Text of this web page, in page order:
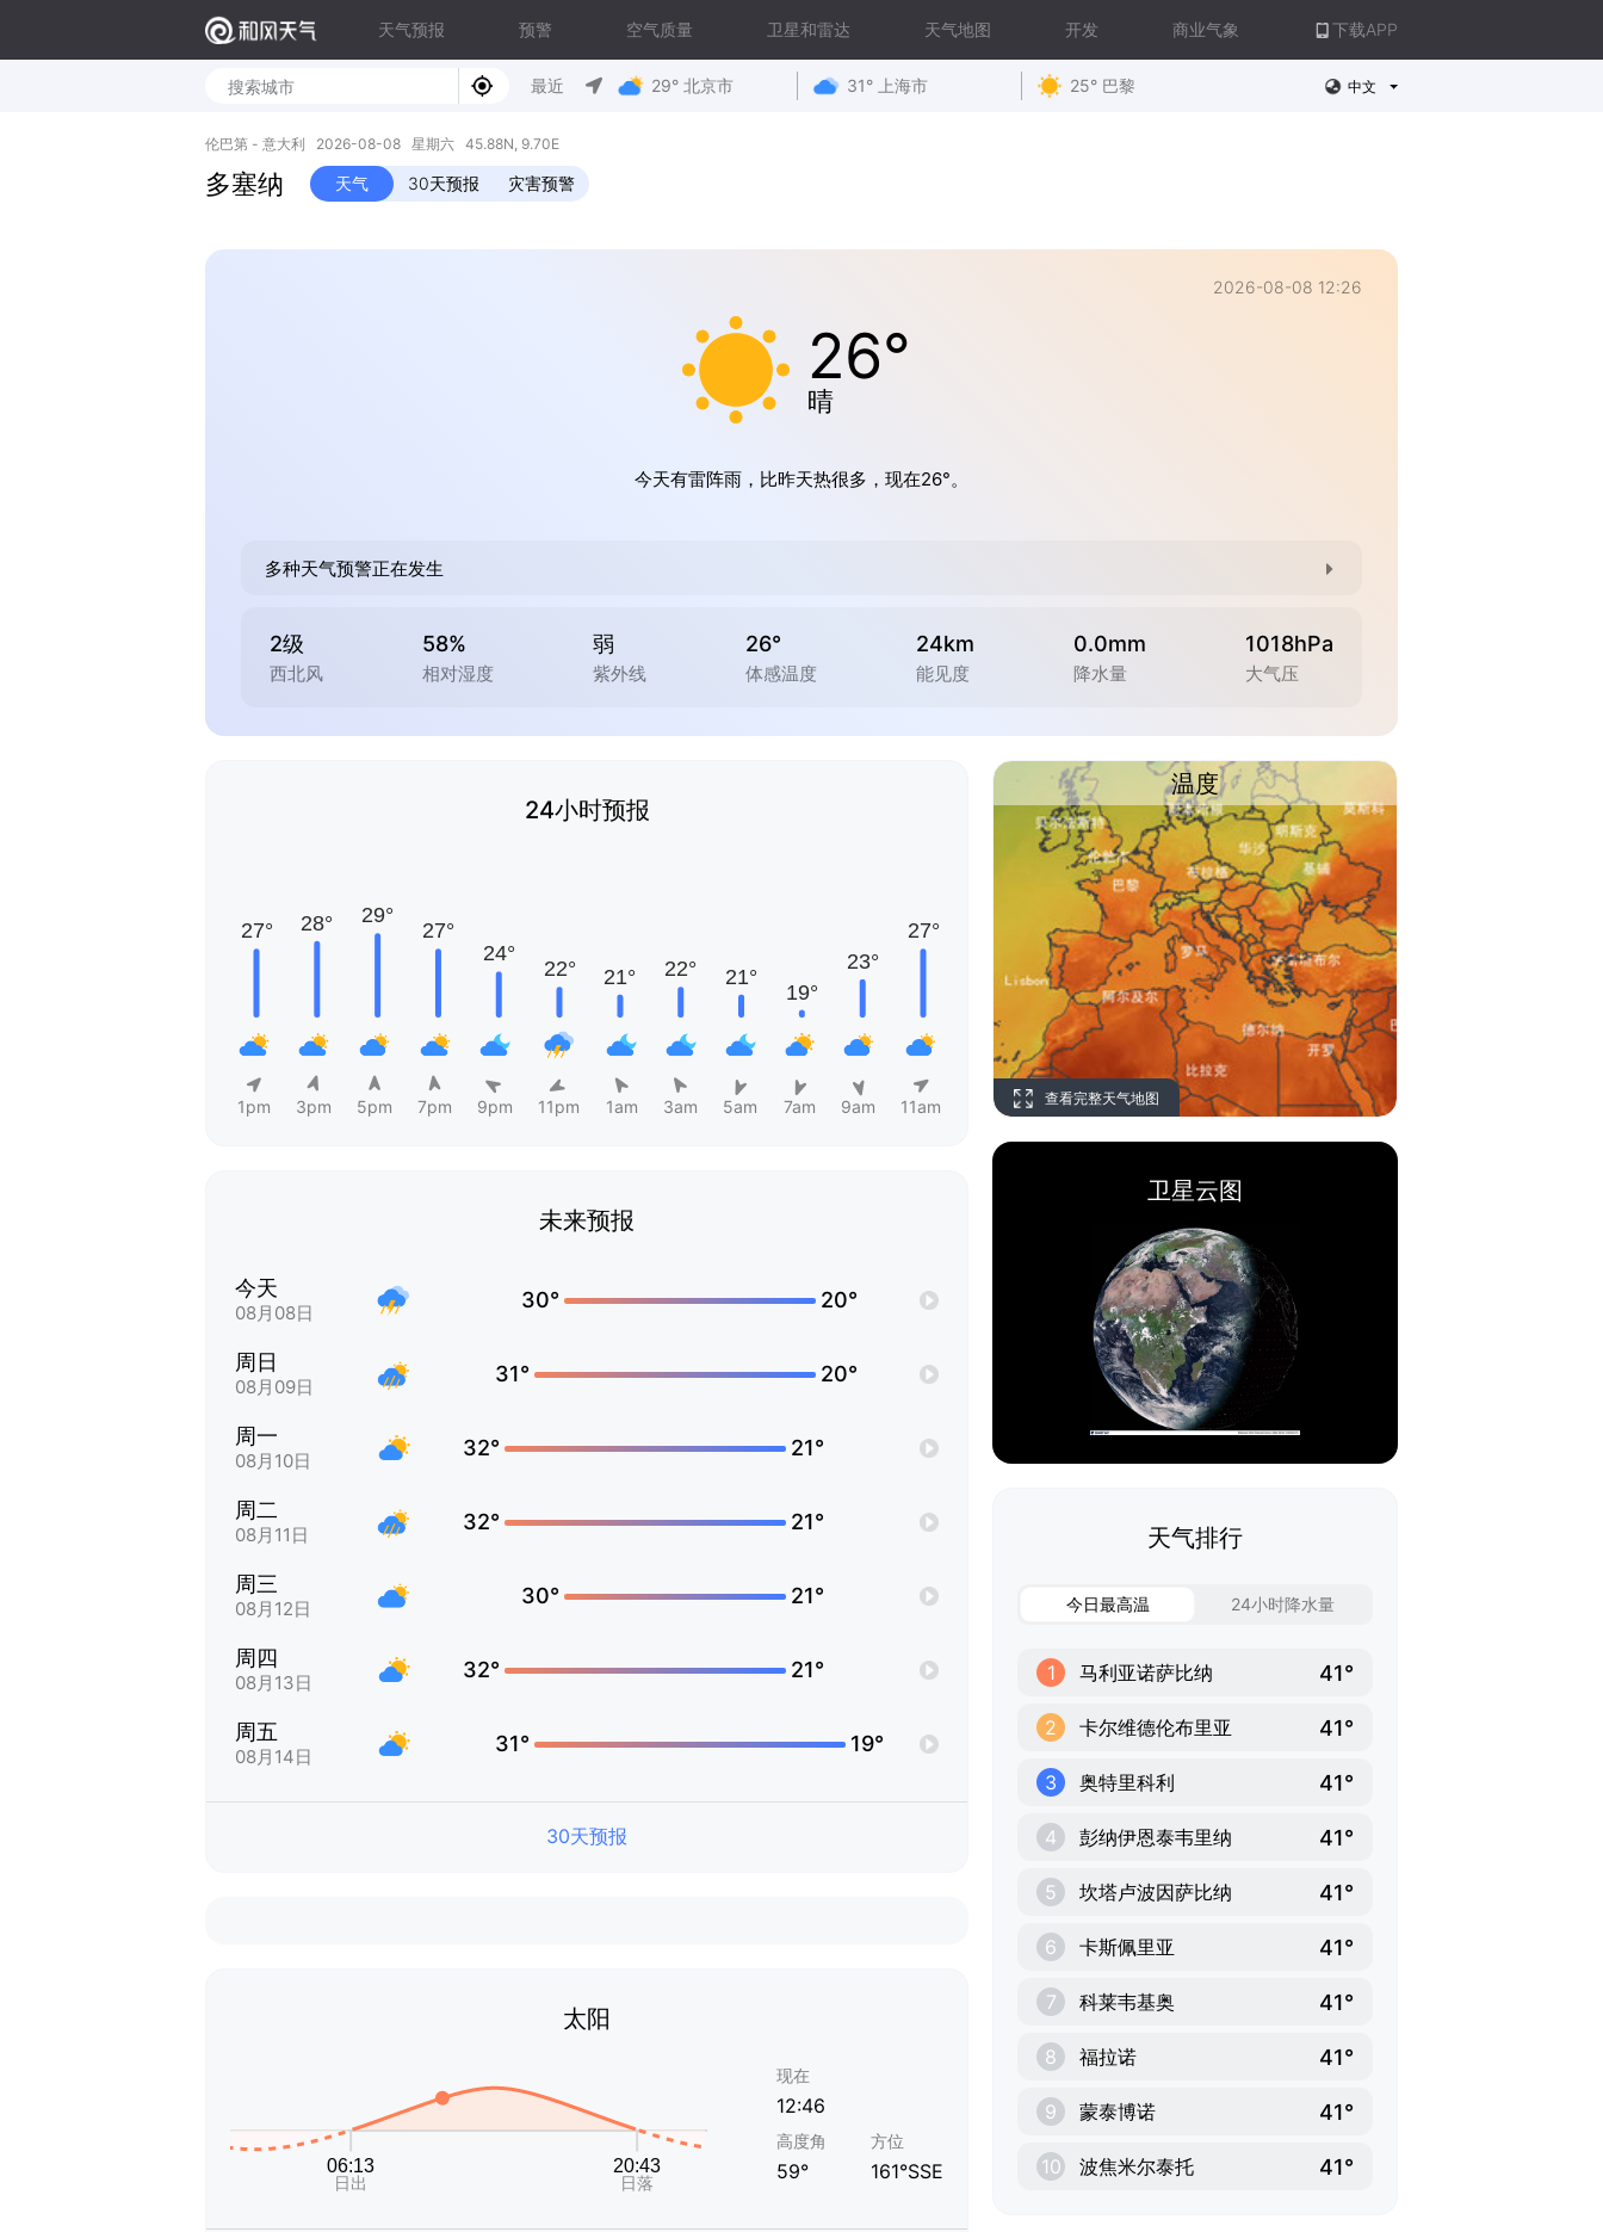
天气预报 预警 空气质量 卫星和雷达 天气地图 开发 商业气象 下载APP
最近 29° 北京市 31° 上海市 25° 巴黎 中文
伦巴第 - 意大利 2026-08-08 星期六 45.88N, 9.70E
多塞纳 天气 30天预报 灾害预警
2026-08-08 12:26
26°
晴
今天有雷阵雨，比昨天热很多，现在26°。
多种天气预警正在发生
2级
西北风
58%
相对湿度
弱
紫外线
26°
体感温度
24km
能见度
0.0mm
降水量
1018hPa
大气压
24小时预报
1pm 3pm 5pm 7pm 9pm 11pm 1am 3am 5am 7am 9am 11am
未来预报
今天
08月08日
30° 20°
周日
08月09日
31° 20°
周一
08月10日
32° 21°
周二
08月11日
32° 21°
周三
08月12日
30° 21°
周四
08月13日
32° 21°
周五
08月14日
31° 19°
30天预报
太阳
现在
12:46
高度角
59°
方位
161°SSE
温度
查看完整天气地图
卫星云图
天气排行
今日最高温 24小时降水量
1 马利亚诺萨比纳 41°
2 卡尔维德伦布里亚 41°
3 奥特里科利 41°
4 彭纳伊恩泰韦里纳 41°
5 坎塔卢波因萨比纳 41°
6 卡斯佩里亚 41°
7 科莱韦基奥 41°
8 福拉诺 41°
9 蒙泰博诺 41°
10 波焦米尔泰托 41°